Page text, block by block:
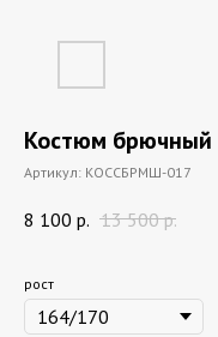
Костюм
Артикул: КОССБРМШ-017
8 100 р. 13 500 р.
рост